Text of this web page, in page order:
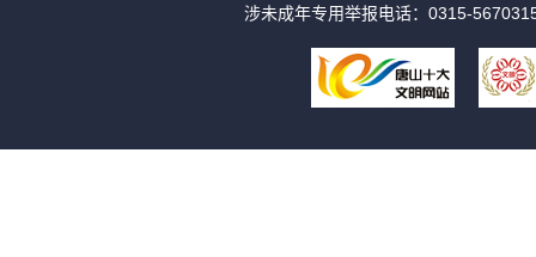
涉未成年专用举报电话：0315-